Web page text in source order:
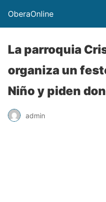
OberaOnline
La parroquia
organiza un
Niño y piden
admin